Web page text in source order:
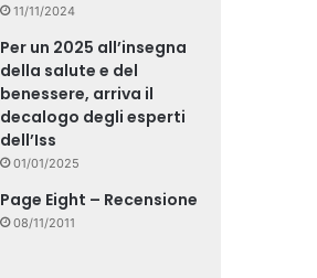
11/11/2024
Per un 2025 all’insegna
della salute e del
benessere, arriva il
decalogo degli esperti
dell’Iss
01/01/2025
Page Eight – Recensione
08/11/2011